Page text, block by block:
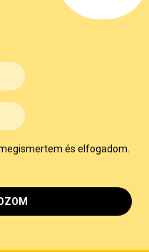
és elfogadom.